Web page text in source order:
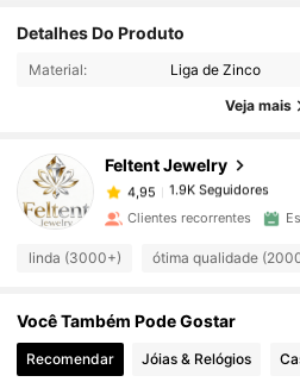
Detalhes Do Produto
Material: Liga de Zinco
Veja mais
Feltent Jewelry
4,95 1.9K Seguidores
1.9K Seguidores
1.9K Seguidores
n***o pago1 dia atrás
4,95 1.9K Seguidores
4,95 1.9K Seguidores
Clientes recorrentes
linda (3000+) ótima qualidade
Você Também Pode Gostar
Recomendar Jóias & Relógios